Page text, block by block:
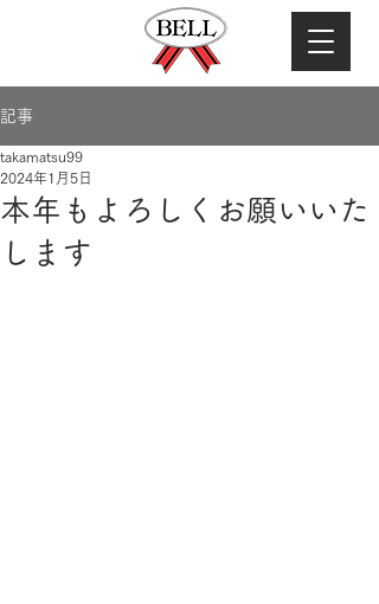
記事
本年もよろしくお願いいた
します
takamatsu99
2024年1月5日